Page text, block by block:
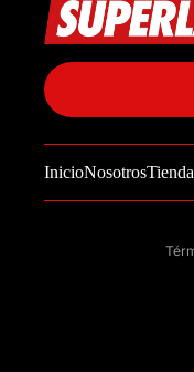
InicioNosotrosTienda
Información de
Política de
Términos del
Política de envío